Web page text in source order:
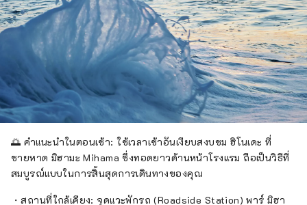
🌅 คำแนะนำในตอนเช้า: ใช้เวลาเช้าอันเงียบสงบชม ฮิโนเดะ ที่
ชายหาด มิฮามะ Mihama ซึ่งทอดยาวด้านหน้าโรงแรม ถือเป็นวิธีที่
สมบูรณ์แบบในการสิ้นสุดการเดินทางของคุณ
・สถานที่ใกล้เคียง: จุดแวะพักรถ (Roadside Station) พาร์ มิฮา